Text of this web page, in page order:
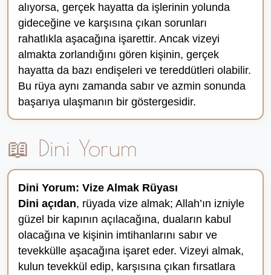
alıyorsa, gerçek hayatta da işlerinin yolunda
gideceğine ve karşısına çıkan sorunları
rahatlıkla aşacağına işarettir. Ancak vizeyi
almakta zorlandığını gören kişinin, gerçek
hayatta da bazı endişeleri ve tereddütleri olabilir.
Bu rüya aynı zamanda sabır ve azmin sonunda
başarıya ulaşmanın bir göstergesidir.
📖 Dini Yorum
Dini Yorum: Vize Almak Rüyası
Dini açıdan, rüyada vize almak; Allah’ın izniyle
güzel bir kapının açılacağına, duaların kabul
olacağına ve kişinin imtihanlarını sabır ve
tevekkülle aşacağına işaret eder. Vizeyi almak,
kulun tevekkül edip, karşısına çıkan fırsatlara